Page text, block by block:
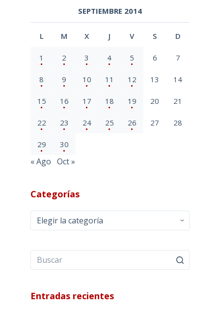
SEPTIEMBRE 2014
L M X J V S D
1 2 3 4 5 6 7
8 9 10 11 12 13 14
15 16 17 18 19 20 21
22 23 24 25 26 27 28
29 30
« Ago Oct »
Categorías
Categorías
Entradas recientes